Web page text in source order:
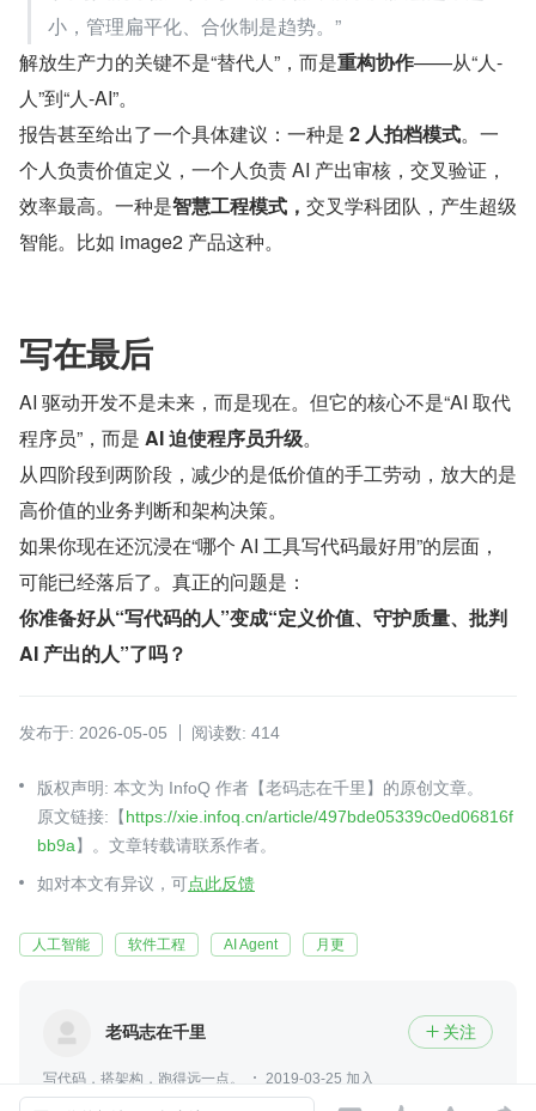
小，管理扁平化、合伙制是趋势。”
解放生产力的关键不是“替代人”，而是重构协作——从“人-
人”到“人-AI”。
报告甚至给出了一个具体建议：一种是 2 人拍档模式。一
个人负责价值定义，一个人负责 AI 产出审核，交叉验证，
效率最高。一种是智慧工程模式， 交叉学科团队，产生超级
智能。比如 image2 产品这种。
写在最后
AI 驱动开发不是未来，而是现在。但它的核心不是“AI 取代
程序员”，而是 AI 迫使程序员升级。
从四阶段到两阶段，减少的是低价值的手工劳动，放大的是
高价值的业务判断和架构决策。
如果你现在还沉浸在“哪个 AI 工具写代码最好用”的层面，
可能已经落后了。真正的问题是：
你准备好从“写代码的人”变成“定义价值、守护质量、批判
AI 产出的人”了吗？
发布于: 2026-05-05 阅读数: 414
版权声明: 本文为 InfoQ 作者【老码志在千里】的原创文章。
原文链接:【https://xie.infoq.cn/article/497bde05339c0ed06816f
bb9a】。文章转载请联系作者。
如对本文有异议，可点此反馈
人工智能 软件工程 AI Agent 月更
老码志在千里  关注
写代码，搭架构，跑得远一点。
2019-03-25 加入
系统架构师，专注智慧园区与企业AI应用。擅长将业务需求转化为可复